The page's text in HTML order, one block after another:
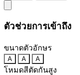
ตัวช่วยการเข้าถึง
ขนาดตัวอักษร
A A A
โหมดสีตัดกันสูง